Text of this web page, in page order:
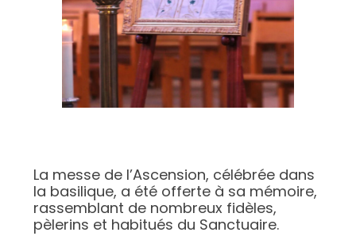
La messe de l’Ascension, célébrée dans
la basilique, a été offerte à sa mémoire,
rassemblant de nombreux fidèles,
pèlerins et habitués du Sanctuaire.